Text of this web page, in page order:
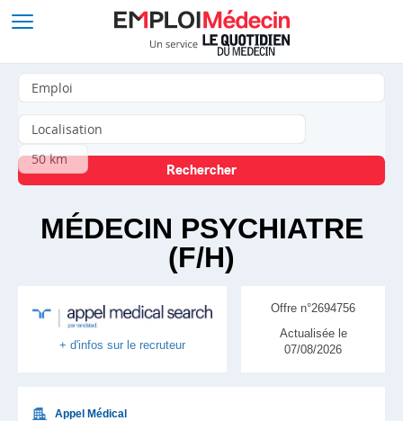
MÉDECIN PSYCHIATRE
(F/H)
+ d'infos sur le recruteur
Appel Médical
Offre n°2694756
Actualisée le
07/08/2026